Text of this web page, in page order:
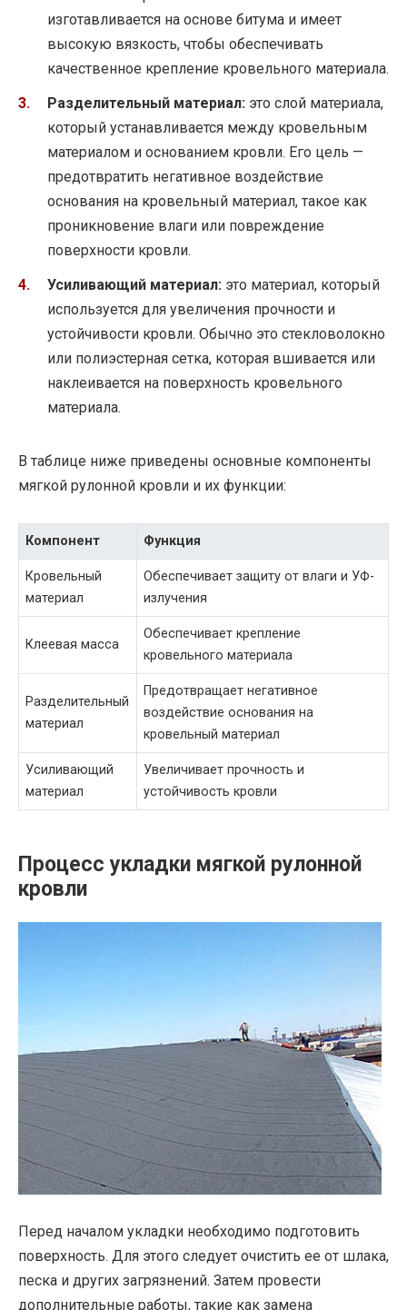
изготавливается на основе битума и имеет
высокую вязкость, чтобы обеспечивать
качественное крепление кровельного материала.
Разделительный материал: это слой материала,
который устанавливается между кровельным
материалом и основанием кровли. Его цель —
предотвратить негативное воздействие
основания на кровельный материал, такое как
проникновение влаги или повреждение
поверхности кровли.
Усиливающий материал: это материал, который
используется для увеличения прочности и
устойчивости кровли. Обычно это стекловолокно
или полиэстерная сетка, которая вшивается или
наклеивается на поверхность кровельного
материала.
В таблице ниже приведены основные компоненты
мягкой рулонной кровли и их функции:
Компонент Функция
Кровельный
материал
Обеспечивает защиту от влаги и УФ-
излучения
Клеевая масса
Обеспечивает крепление
кровельного материала
Разделительный
материал
Предотвращает негативное
воздействие основания на
кровельный материал
Усиливающий
материал
Увеличивает прочность и
устойчивость кровли
Процесс укладки мягкой рулонной
кровли
Перед началом укладки необходимо подготовить
поверхность. Для этого следует очистить ее от шлака,
песка и других загрязнений. Затем провести
дополнительные работы, такие как замена